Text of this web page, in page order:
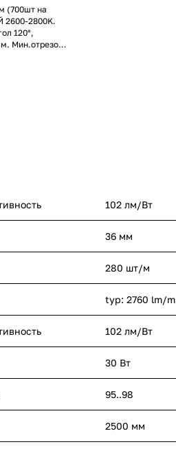
(700шт на
2600-2800K.
120°,
Мин.отрезок
от 50м.
102 лм/Вт
36 мм
280 шт/м
typ: 2760 lm/m
102 лм/Вт
30 Вт
95..98
2500 мм